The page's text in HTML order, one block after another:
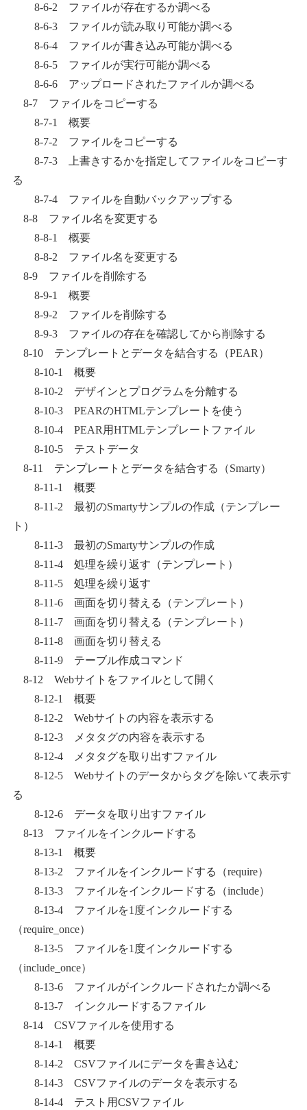
8-6-2 ファイルが存在するか調べる
8-6-3 ファイルが読み取り可能か調べる
8-6-4 ファイルが書き込み可能か調べる
8-6-5 ファイルが実行可能か調べる
8-6-6 アップロードされたファイルか調べる
8-7 ファイルをコピーする
8-7-1 概要
8-7-2 ファイルをコピーする
8-7-3 上書きするかを指定してファイルをコピーす
る
8-7-4 ファイルを自動バックアップする
8-8 ファイル名を変更する
8-8-1 概要
8-8-2 ファイル名を変更する
8-9 ファイルを削除する
8-9-1 概要
8-9-2 ファイルを削除する
8-9-3 ファイルの存在を確認してから削除する
8-10 テンプレートとデータを結合する（PEAR）
8-10-1 概要
8-10-2 デザインとプログラムを分離する
8-10-3 PEARのHTMLテンプレートを使う
8-10-4 PEAR用HTMLテンプレートファイル
8-10-5 テストデータ
8-11 テンプレートとデータを結合する（Smarty）
8-11-1 概要
8-11-2 最初のSmartyサンプルの作成（テンプレー
ト）
8-11-3 最初のSmartyサンプルの作成
8-11-4 処理を繰り返す（テンプレート）
8-11-5 処理を繰り返す
8-11-6 画面を切り替える（テンプレート）
8-11-7 画面を切り替える（テンプレート）
8-11-8 画面を切り替える
8-11-9 テーブル作成コマンド
8-12 Webサイトをファイルとして開く
8-12-1 概要
8-12-2 Webサイトの内容を表示する
8-12-3 メタタグの内容を表示する
8-12-4 メタタグを取り出すファイル
8-12-5 Webサイトのデータからタグを除いて表示す
る
8-12-6 データを取り出すファイル
8-13 ファイルをインクルードする
8-13-1 概要
8-13-2 ファイルをインクルードする（require）
8-13-3 ファイルをインクルードする（include）
8-13-4 ファイルを1度インクルードする
（require_once）
8-13-5 ファイルを1度インクルードする
（include_once）
8-13-6 ファイルがインクルードされたか調べる
8-13-7 インクルードするファイル
8-14 CSVファイルを使用する
8-14-1 概要
8-14-2 CSVファイルにデータを書き込む
8-14-3 CSVファイルのデータを表示する
8-14-4 テスト用CSVファイル